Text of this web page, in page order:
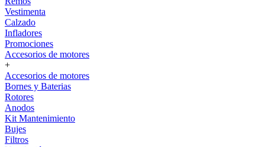
Vestimenta
Calzado
Infladores
Promociones
Accesorios de motores
+
Accesorios de motores
Bornes y Baterias
Rotores
Anodos
Kit Mantenimiento
Bujes
Filtros